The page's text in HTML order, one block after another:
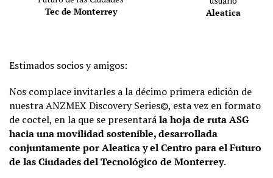
Tec de Monterrey
Aleatica
Estimados socios y amigos:
Nos complace invitarles a la décimo primera edición de
nuestra ANZMEX Discovery Series©, esta vez en formato
de coctel, en la que se presentarála hoja de ruta ASG
hacia una movilidad sostenible, desarrollada
conjuntamente por Aleatica y el Centro para el Futuro
de las Ciudades del Tecnológico de Monterrey.